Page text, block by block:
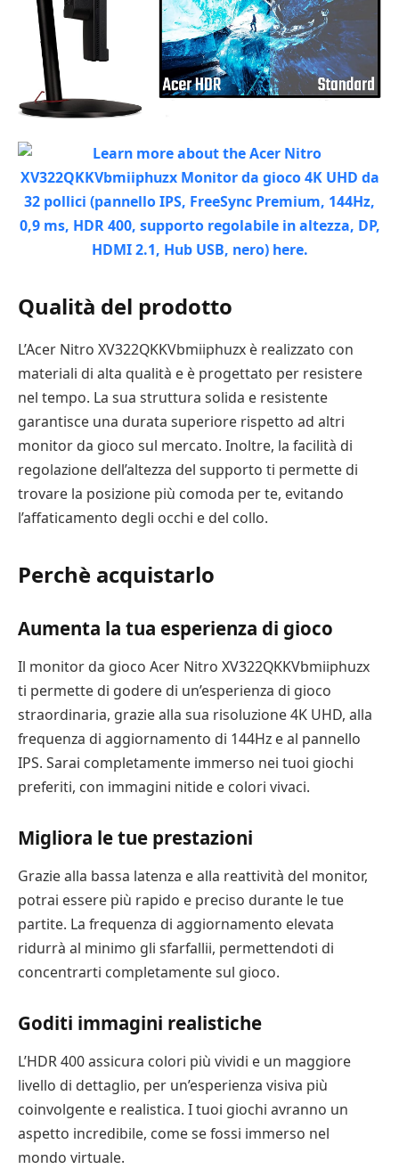
Qualità del prodotto
L’Acer Nitro XV322QKKVbmiiphuzx è realizzato con
materiali di alta qualità e è progettato per resistere
nel tempo. La sua struttura solida e resistente
garantisce una durata superiore rispetto ad altri
monitor da gioco sul mercato. Inoltre, la facilità di
regolazione dell’altezza del supporto ti permette di
trovare la posizione più comoda per te, evitando
l’affaticamento degli occhi e del collo.
Perchè acquistarlo
Aumenta la tua esperienza di gioco
Il monitor da gioco Acer Nitro XV322QKKVbmiiphuzx
ti permette di godere di un’esperienza di gioco
straordinaria, grazie alla sua risoluzione 4K UHD, alla
frequenza di aggiornamento di 144Hz e al pannello
IPS. Sarai completamente immerso nei tuoi giochi
preferiti, con immagini nitide e colori vivaci.
Migliora le tue prestazioni
Grazie alla bassa latenza e alla reattività del monitor,
potrai essere più rapido e preciso durante le tue
partite. La frequenza di aggiornamento elevata
ridurrà al minimo gli sfarfallii, permettendoti di
concentrarti completamente sul gioco.
Goditi immagini realistiche
L’HDR 400 assicura colori più vividi e un maggiore
livello di dettaglio, per un’esperienza visiva più
coinvolgente e realistica. I tuoi giochi avranno un
aspetto incredibile, come se fossi immerso nel
mondo virtuale.